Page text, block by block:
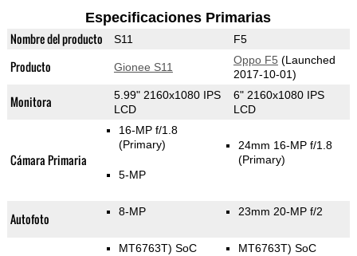
Especificaciones Primarias
Nombre del producto S11 F5
Producto Gionee S11
Oppo F5 (Launched
2017-10-01)
Monitora
5.99" 2160x1080 IPS
LCD
6" 2160x1080 IPS
LCD
Cámara Primaria
16-MP f/1.8
(Primary)
5-MP
24mm 16-MP f/1.8
(Primary)
Autofoto 8-MP 23mm 20-MP f/2
MT6763T) SoC MT6763T) SoC